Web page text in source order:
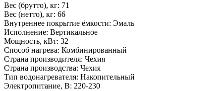
Вес (брутто), кг: 71
Вес (нетто), кг: 66
Внутреннее покрытие ёмкости: Эмаль
Исполнение: Вертикальное
Мощность, кВт: 32
Способ нагрева: Комбинированный
Страна производителя: Чехия
Страна производства: Чехия
Тип водонагревателя: Накопительный
Электропитание, В: 220-230